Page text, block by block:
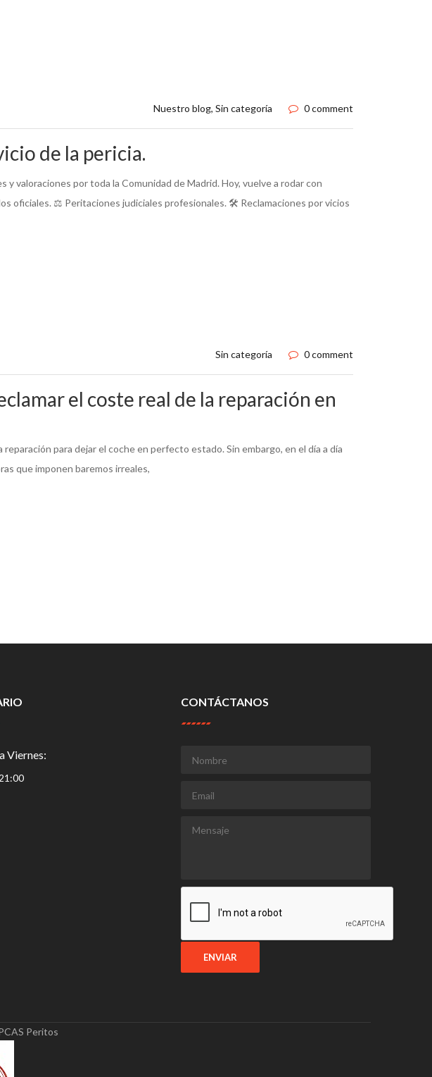
Nuestro blog, Sin categoría 0 comment
de la pericia.
valoraciones por toda la Comunidad de Madrid. Hoy, vuelve a rodar con
oficiales. ⚖️ Peritaciones judiciales profesionales. 🛠️ Reclamaciones por vicios
Sin categoría 0 comment
el coste real de la reparación en
para dejar el coche en perfecto estado. Sin embargo, en el día a día
que imponen baremos irreales,
Viernes:
CONTÁCTANOS
Peritos